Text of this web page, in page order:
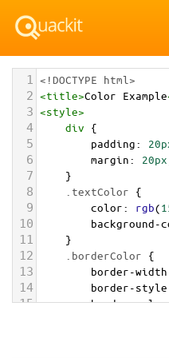
1 <!DOCTYPE html>
2 <title>Color Example
3 <style>
4 div {
5 padding:
6 margin: 20px
7 }
8 .textColor {
9 color: rgb(
10 background-
11 }
12 .borderColor {
13 border-width
14 border-style
15 border-color